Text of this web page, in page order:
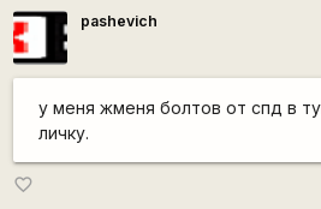
pashevich
у меня жменя болтов от спд в
личку.
favorite_border